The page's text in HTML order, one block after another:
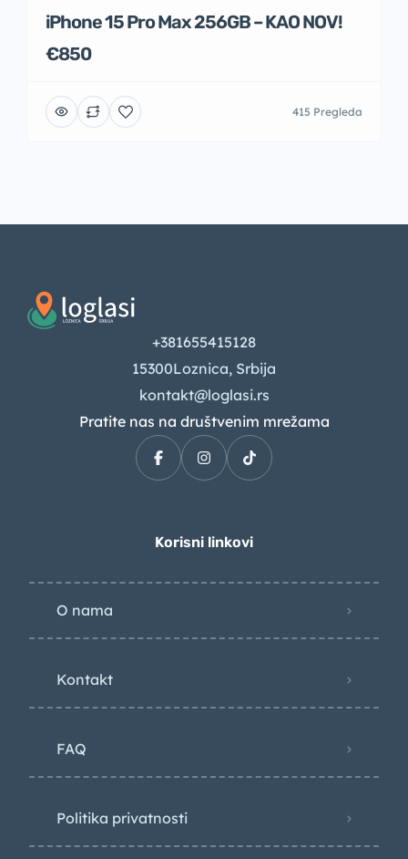
iPhone 15 Pro Max 256GB – KAO NOV!
€850
415 Pregleda
+381655415128
15300Loznica, Srbija
kontakt@loglasi.rs
Pratite nas na društvenim mrežama
Korisni linkovi
O nama
Kontakt
FAQ
Politika privatnosti